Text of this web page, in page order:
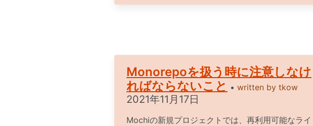
Monorepoを扱う時に注意しなけ
ればならないこと • written by tkow
2021年11月17日
Mochiの新規プロジェクトでは、再利用可能なライ